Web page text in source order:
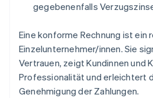
gegebenenfalls
Eine konforme Rechnung ist ein
Einzelunternehmer/innen. Sie
Vertrauen, zeigt Kundinnen und
Professionalität und erleichtert
Genehmigung der Zahlungen.